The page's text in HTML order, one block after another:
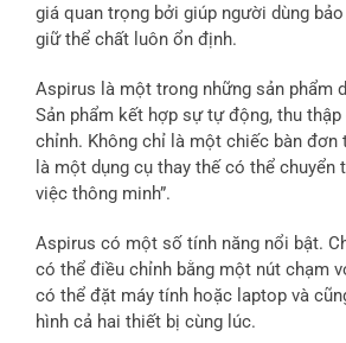
giá quan trọng bởi giúp người dùng
giữ thể chất luôn ổn định.
Aspirus là một trong những sản phẩm
Sản phẩm kết hợp sự tự động, thu
chỉnh. Không chỉ là một chiếc bàn đơn
là một dụng cụ thay thế có thể chuyển
việc thông minh”.
Aspirus có một số tính năng nổi bật.
có thể điều chỉnh bằng một nút chạm
có thể đặt máy tính hoặc laptop và
hình cả hai thiết bị cùng lúc.